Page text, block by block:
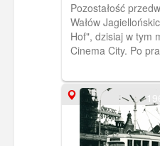
Pozostałość
Wałów
Hof", dzisiaj w tym
Cinema City. Po
Później mieścił się
bar Centrali Rybnej,
"Krewetką".